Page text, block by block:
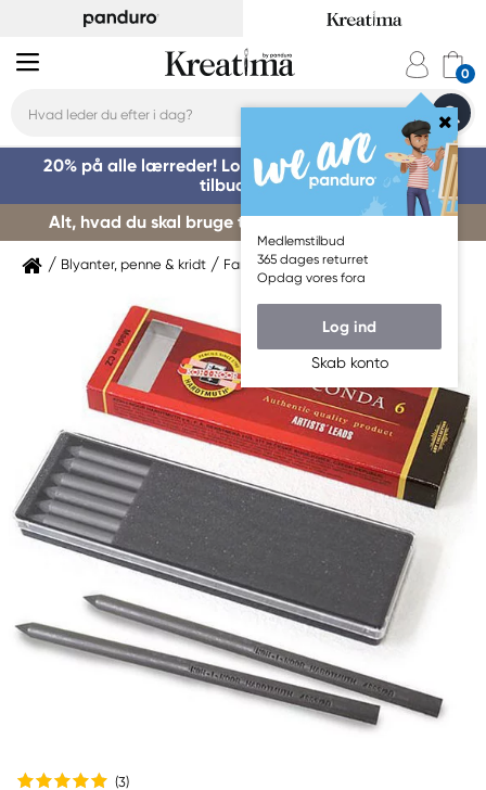
Medlemstilbud
365 dages returret
Opdag vores fora
Log ind
Skab konto
20% på alle lærreder! Log på for at benytte dig af
tilbuddet »
Alt, hvad du skal bruge til kursusstart – køb her »
Blyanter, penne & kridt Farveblyanter Koh i Noor
(3)